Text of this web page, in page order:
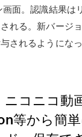
面。認識結果は
れる。新バージ
されるようにな
コニコ動画
等から簡